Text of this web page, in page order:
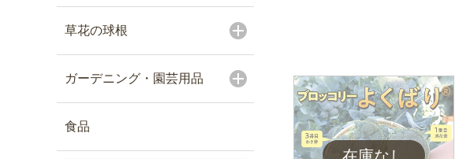
草花の球根
ガーデニング・園芸用品
食品